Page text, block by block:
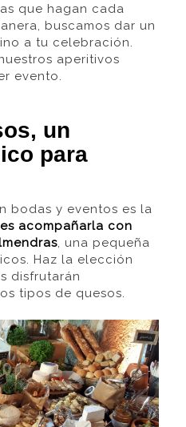
que hagan cada
buscamos dar un
a tu celebración.
aperitivos
evento.
un
para
bodas y eventos es la
acompañarla con
, una pequeña
Haz la elección
disfrutarán
tipos de quesos.